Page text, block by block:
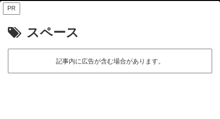
PR
スペース
記事内に広告が含む場合があります。